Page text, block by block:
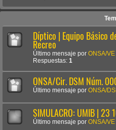
Díptico | Equipo Básico
Recreo
Último mensaje por ONSA/VE
Respuestas: 1
ONSA/Cir. DSM Núm.
Último mensaje por ONSA/
SIMULACRO: UMIB | 23
Último mensaje por ONSA/VE